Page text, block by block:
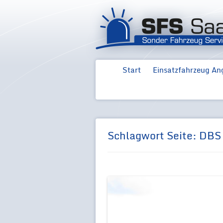
Start Einsatzfahrzeug
Feuerwehr
Schlagwort Seite: